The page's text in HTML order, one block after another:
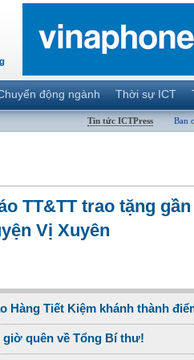
động ngành Thời sự ICT
Tin tức ICTPress Ban
TT&TT trao tặng
Vị Xuyên
Hàng Tiết Kiệm khánh thành
giờ quên về Tổng Bí thư!